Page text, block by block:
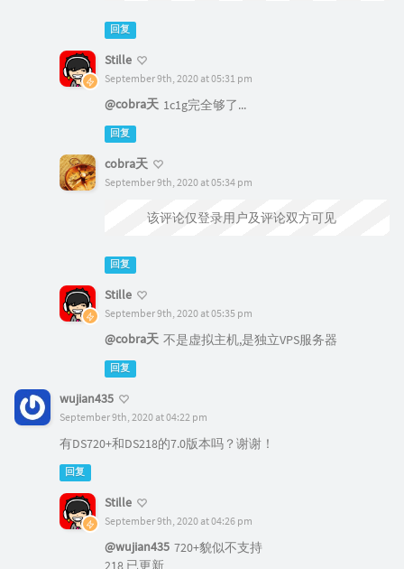
回复
Stille
September 9th, 2020 at 05:31 pm
@cobra天 1c1g完全够了...
回复
cobra天
September 9th, 2020 at 05:34 pm
该评论仅登录用户及评论双方可见
回复
Stille
September 9th, 2020 at 05:35 pm
@cobra天 不是虚拟主机,是独立VPS服务器
回复
wujian435
September 9th, 2020 at 04:22 pm
有DS720+和DS218的7.0版本吗？谢谢！
回复
Stille
September 9th, 2020 at 04:26 pm
@wujian435 720+貌似不支持